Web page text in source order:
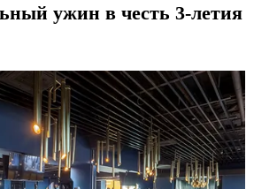
ужин в честь 3-летия